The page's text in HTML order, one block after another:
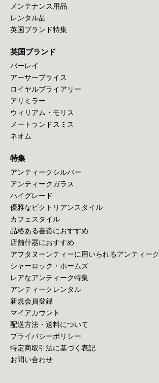
メンテナンス用品
レンタル品
英国ブランド特集
英国ブランド
バーレイ
アーサープライス
ロイヤルブライアリー
アリミラー
ウィリアム・モリス
メートランドスミス
ネオム
特集
アンティークシルバー
アンティークガラス
ハイグレード
優雅なビクトリアンスタイル
カフェスタイル
品格ある書斎におすすめ
店舗什器におすすめ
アフタヌーンティーに用いられるアンティーク
シャーロック・ホームズ
レアなアンティーク特集
アンティークレンタル
新規会員登録
マイアカウント
配送方法・送料について
プライバシーポリシー
特定商取引法に基づく表記
お問い合わせ